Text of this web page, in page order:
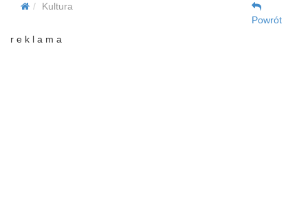
Kultura
Powrót
r e k l a m a